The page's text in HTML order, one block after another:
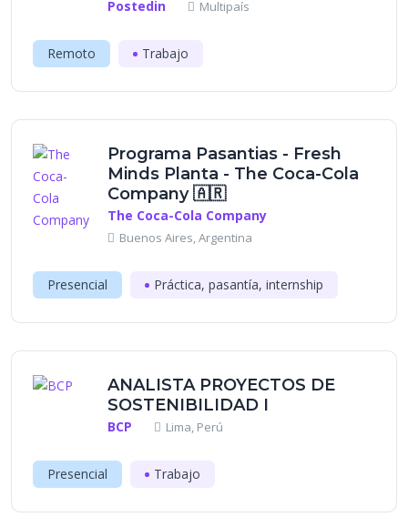
Postedin Multipaís
Remoto Trabajo
Programa Pasantias - Fresh
Minds Planta - The Coca-Cola
Company 🇦🇷
The Coca-Cola Company
Buenos Aires, Argentina
Presencial Práctica, pasantía, internship
ANALISTA PROYECTOS DE
SOSTENIBILIDAD I
BCP Lima, Perú
Presencial Trabajo